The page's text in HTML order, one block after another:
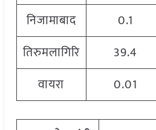
निजामाबाद
0.1
तिरुमलागिरि
39.4
वायरा
0.01